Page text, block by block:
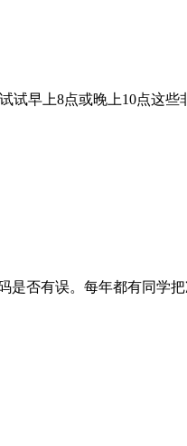
早上8点或晚上10点这些
否有误。每年都有同学